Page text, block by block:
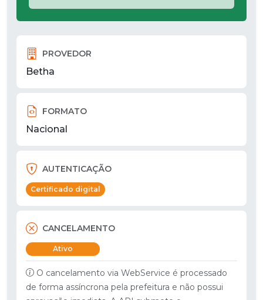
PROVEDOR
Betha
FORMATO
Nacional
AUTENTICAÇÃO
Certificado digital
CANCELAMENTO
Ativo
O cancelamento via WebService é processado
de forma assíncrona pela prefeitura e não possui